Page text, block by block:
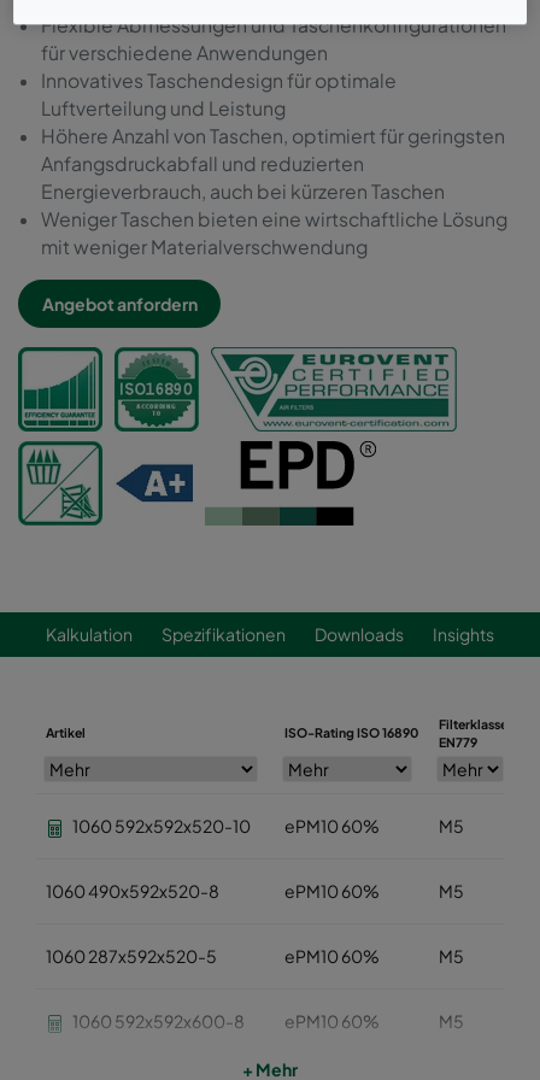
Flexible Abmessungen und Taschenkonfigurationen
für verschiedene Anwendungen
Innovatives Taschendesign für optimale
Luftverteilung und Leistung
Höhere Anzahl von Taschen, optimiert für geringsten
Anfangsdruckabfall und reduzierten
Energieverbrauch, auch bei kürzeren Taschen
Weniger Taschen bieten eine wirtschaftliche Lösung
mit weniger Materialverschwendung
Angebot anfordern
Kalkulation Spezifikationen Downloads Insights
Artikel ISO-Rating ISO 16890
Filterklasse
EN779
1060 592x592x520-10 ePM10 60% M5
1060 490x592x520-8 ePM10 60% M5
1060 287x592x520-5 ePM10 60% M5
1060 592x592x600-8 ePM10 60% M5
+ Mehr